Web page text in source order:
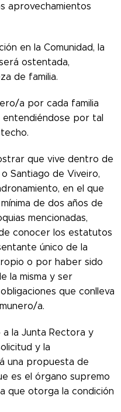
aprovechamientos
en la Comunidad, la
ostentada,
de familia.
a por cada familia
entendiéndose por tal
que vive dentro de
Santiago de Viveiro,
en el que
de dos años de
mencionadas,
conocer los estatutos
único de la
o por haber sido
la misma y ser
que conlleva
a.
la Junta Rectora y
y la
una propuesta de
es el órgano supremo
que otorga la condición